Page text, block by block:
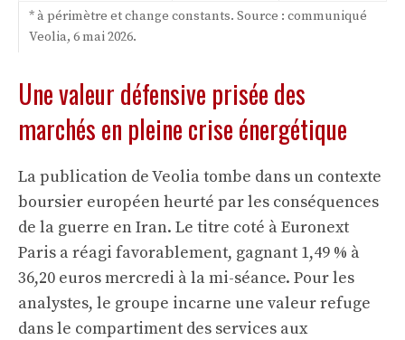
* à périmètre et change constants. Source : communiqué
Veolia, 6 mai 2026.
Une valeur défensive prisée des
marchés en pleine crise énergétique
La publication de Veolia tombe dans un contexte
boursier européen heurté par les conséquences
de la guerre en Iran. Le titre coté à Euronext
Paris a réagi favorablement, gagnant 1,49 % à
36,20 euros mercredi à la mi-séance. Pour les
analystes, le groupe incarne une valeur refuge
dans le compartiment des services aux